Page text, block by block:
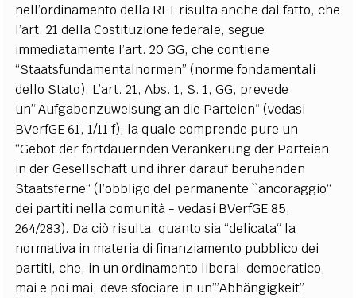
nell’ordinamento della RFT risulta anche dal fatto, che
l’art. 21 della Costituzione federale, segue
immediatamente l’art. 20 GG, che contiene
“Staatsfundamentalnormen” (norme fondamentali
dello Stato). L’art. 21, Abs. 1, S. 1, GG, prevede
un’“Aufgabenzuweisung an die Parteien“ (vedasi
BVerfGE 61, 1/11 f), la quale comprende pure un
“Gebot der fortdauernden Verankerung der Parteien
in der Gesellschaft und ihrer darauf beruhenden
Staatsferne“ (l’obbligo del permanente ``ancoraggio“
dei partiti nella comunità - vedasi BVerfGE 85,
264/283). Da ciò risulta, quanto sia “delicata“ la
normativa in materia di finanziamento pubblico dei
partiti, che, in un ordinamento liberal-democratico,
mai e poi mai, deve sfociare in un’”Abhängigkeit”